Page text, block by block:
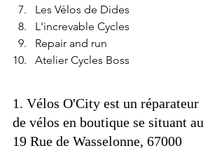
Les Vélos de Dides
L'increvable Cycles
Repair and run
Atelier Cycles Boss
1. Vélos O'City est un réparateur
de vélos en boutique se situant au
19 Rue de Wasselonne, 67000